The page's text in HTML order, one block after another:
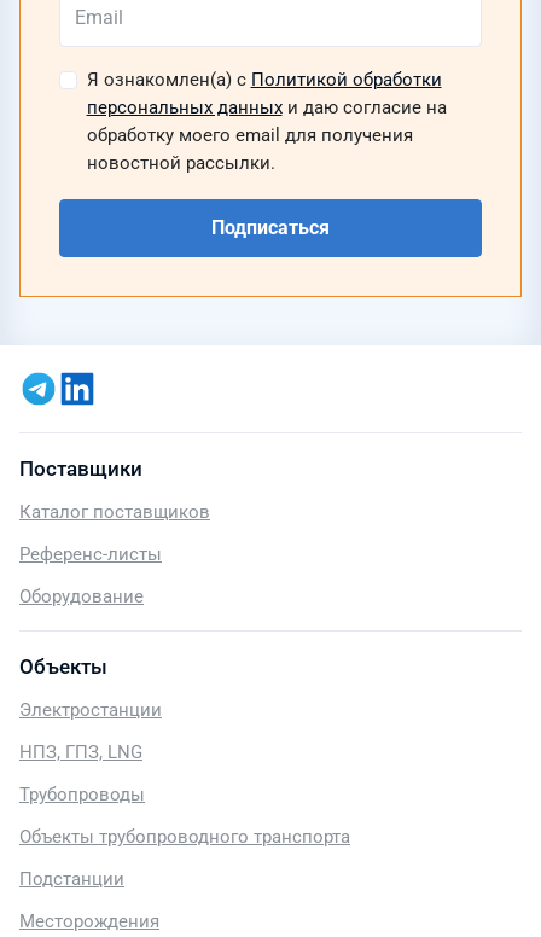
Я ознакомлен(а) с Политикой обработки
персональных данныхи даю согласие на
обработку моего email для получения
новостной рассылки.
Подписаться
Поставщики
Каталог поставщиков
Референс-листы
Оборудование
Объекты
Электростанции
НПЗ, ГПЗ, LNG
Трубопроводы
Объекты трубопроводного транспорта
Подстанции
Месторождения